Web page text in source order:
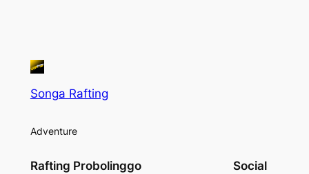
Songa Rafting
Adventure
Rafting Probolinggo Social